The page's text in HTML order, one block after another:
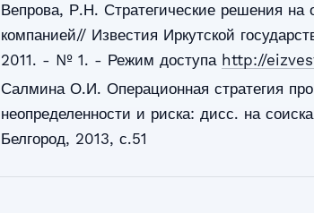
Вепрова, Р.Н. Стратегические решения на
компанией// Известия Иркутской
2011. - № 1. - Режим доступа http://
Салмина О.И. Операционная стратегия
неопределенности и риска: дисс. на
Белгород, 2013, с.51